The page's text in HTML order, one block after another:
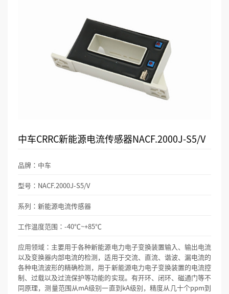
中车CRRC新能源电流传感器NACF.2000J-S5/V
品牌：中车
型号：NACF.2000J-S5/V
系列：新能源电流传感器
工作温度范围：-40℃~+85℃
应用领域：主要用于各种新能源电力电子变换装置输入、输出电流
以及变换器内部电流的检测，适用于交流、直流、谐波、漏电流的
各种电流波形的精确检测，用于新能源电力电子变换装置的电流控
制、过载以及过流保护等功能的实现。有开环、闭环、磁通门等不
同原理，测量范围从mA级别一直到kA级别，精度从几十个ppm到